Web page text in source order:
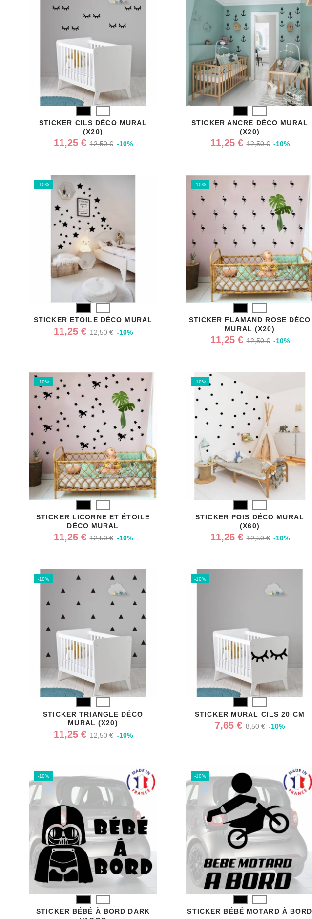
STICKER CILS DÉCO MURAL
(X20)
11,25 € 12,50 € -10%
STICKER ANCRE DÉCO MURAL
(X20)
11,25 € 12,50 € -10%
STICKER ETOILE DÉCO MURAL
11,25 € 12,50 € -10%
-10%
STICKER FLAMAND ROSE DÉCO
MURAL (X20)
11,25 € 12,50 € -10%
-10%
STICKER LICORNE ET ÉTOILE
DÉCO MURAL
11,25 € 12,50 € -10%
-10%
STICKER POIS DÉCO MURAL
(X60)
11,25 € 12,50 € -10%
-10%
STICKER TRIANGLE DÉCO
MURAL (X20)
11,25 € 12,50 € -10%
-10%
STICKER MURAL CILS 20 CM
7,65 € 8,50 € -10%
-10%
STICKER BÉBÉ À BORD DARK
-10%
STICKER BÉBÉ MOTARD À BORD
-10%